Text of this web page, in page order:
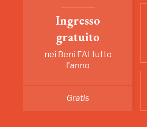
Ingresso
gratuito
nei Beni FAI tutto
l'anno
Gratis